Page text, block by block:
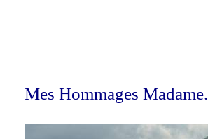
Mes Hommages Madame.